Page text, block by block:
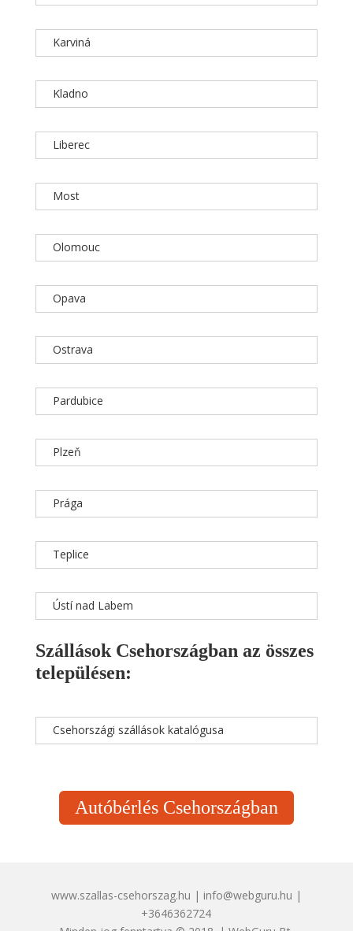
Karviná
Kladno
Liberec
Most
Olomouc
Opava
Ostrava
Pardubice
Plzeň
Prága
Teplice
Ústí nad Labem
Szállások Csehországban az összes
településen:
Csehországi szállások katalógusa
Autóbérlés Csehországban
www.szallas-csehorszag.hu | info@webguru.hu |
+3646362724